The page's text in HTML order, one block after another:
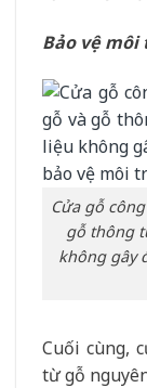
Bảo vệ
Cửa gỗ
gỗ thông
không gây
Cuối cùng,
từ gỗ